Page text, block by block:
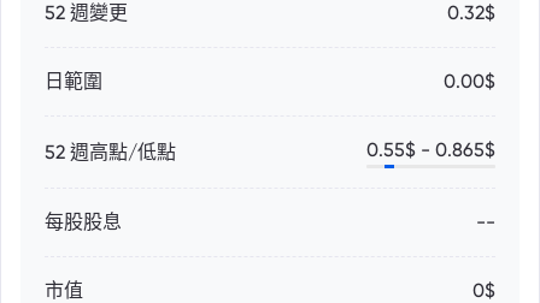
52 週變更 0.32$
日範圍 0.00$
52 週高點/低點 0.55$ - 0.865$
每股股息 --
市值 0$